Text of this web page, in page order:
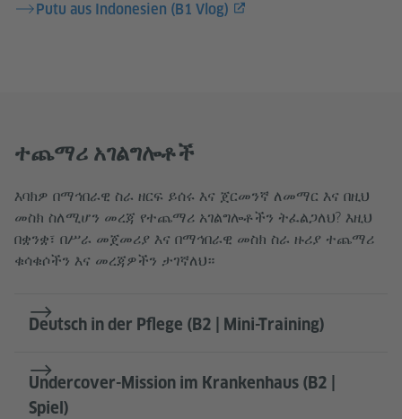
Putu aus Indonesien (B1 Vlog)
ተጨማሪ አገልግሎቶች
እባክዎ በማኅበራዊ ስራ ዘርፍ ይሰሩ እና ጀርመንኛ ለመማር እና በዚህ
መስክ ስለሚሆን መረጃ የተጨማሪ አገልግሎቶችን ትፈልጋለህ? እዚህ
በቋንቋ፣ በሥራ መጀመሪያ እና በማኅበራዊ መስክ ስራ ዙሪያ ተጨማሪ
ቁሳቁሶችን እና መረጃዎችን ታገኛለህ።
Deutsch in der Pflege (B2 | Mini-Training)
Undercover-Mission im Krankenhaus (B2 |
Spiel)